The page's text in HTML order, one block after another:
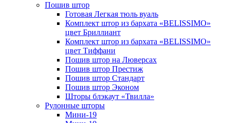
Пошив штор
Готовая Легкая тюль вуаль
Комплект штор из бархата «BELISSIMO»
цвет Бриллиант
Комплект штор из бархата «BELISSIMO»
цвет Тиффани
Пошив штор на Люверсах
Пошив штор Престиж
Пошив штор Стандарт
Пошив штор Эконом
Шторы блэкаут «Твилла»
Рулонные шторы
Мини-19